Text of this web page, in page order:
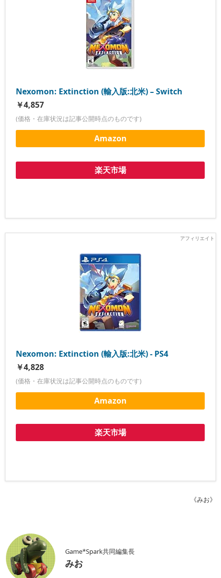
Nexomon: Extinction (輸入版:北米) – Switch
￥4,857
(価格・在庫状況は記事公開時点のものです)
Amazon
楽天市場
Nexomon: Extinction (輸入版:北米) - PS4
￥4,828
(価格・在庫状況は記事公開時点のものです)
Amazon
楽天市場
《みお》
Game*Spark共同編集長
みお